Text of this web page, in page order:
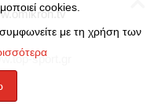
cookies.
με τη χρήση των
sport.gr